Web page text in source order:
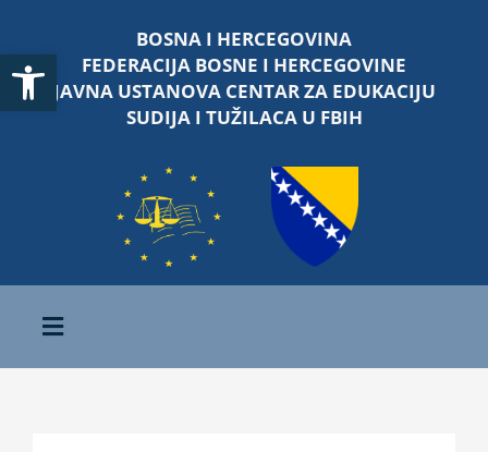
Open toolbar
content
BOSNA I HERCEGOVINA
FEDERACIJA BOSNE I HERCEGOVINE
JAVNA USTANOVA CENTAR ZA EDUKACIJU
SUDIJA I TUŽILACA U FBIH
Toggle
Navigation